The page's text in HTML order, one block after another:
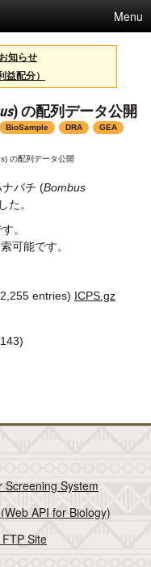
Menu
知らせ
配分）
) の配列データ公開
BioSample DRA
GEA
) の配列データ公開
ナバチ (Bombus
た。
。
可能です。
entries) ICPS.gz
Screening System
API for Biology)
FTP Site